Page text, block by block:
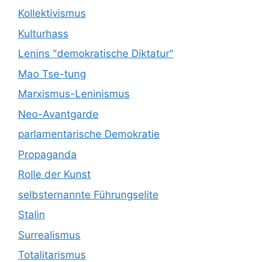
Kollektivismus
Kulturhass
Lenins "demokratische Diktatur"
Mao Tse-tung
Marxismus-Leninismus
Neo-Avantgarde
parlamentarische Demokratie
Propaganda
Rolle der Kunst
selbsternannte Führungselite
Stalin
Surrealismus
Totalitarismus